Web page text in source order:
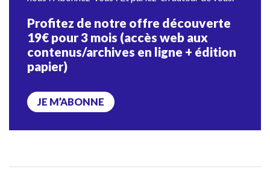
Profitez de notre offre découverte
19€ pour 3 mois (accès web aux
contenus/archives en ligne + édition
papier)
JE M’ABONNE